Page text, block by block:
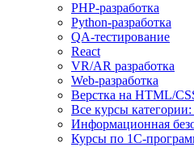
PHP-разработка
Python-разработка
QA-тестирование
React
VR/AR разработка
Web-разработка
Верстка на HTML/
Все курсы
Информационная
Курсы по 1С-